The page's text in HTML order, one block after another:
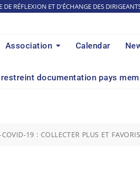
DE RÉFLEXION ET D'ÉCHANGE DES
Association Calendar
documentation pays
19 : COLLECTER PLUS ET